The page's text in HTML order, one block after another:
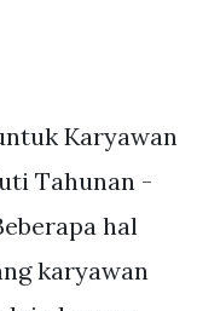
Karyawan
Tahunan -
hal
karyawan